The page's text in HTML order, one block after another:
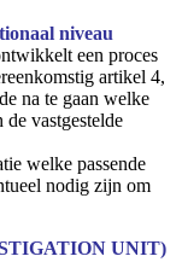
niveau
een proces
artikel 4,
na te gaan welke
vastgestelde
welke passende
nodig zijn om
UNIT)